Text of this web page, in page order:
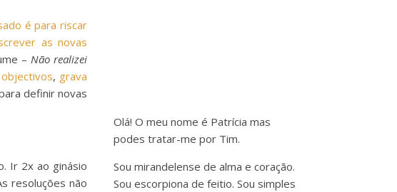
é para riscar
as novas
– Não realizei
, grava
definir novas
Ir 2x ao ginásio
resoluções não
Olá! O meu nome é Patrícia mas
podes tratar-me por Tim.
Sou mirandelense de alma e coração.
Sou escorpiona de feitio. Sou simples